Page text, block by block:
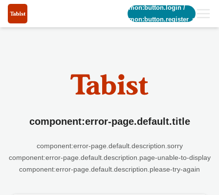
common:button.login/
common:button.register_short
component:error-page.default.title
component:error-page.default.description.sorry
component:error-page.default.description.page-unable-to-display
component:error-page.default.description.please-try-again